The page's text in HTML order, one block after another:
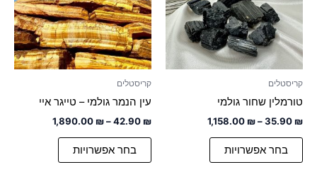
קריסטלים
טורמלין שחור גולמי
35.90 ₪
–
1,158.00 ₪
בחר אפשרויות
סוגים.
ניתן
לבחור
את
קריסטלים
עין הנמר גולמי – טייגר איי
42.90 ₪
–
1,890.00 ₪
בחר אפשרויות
סוגים.
ניתן
לבחור
את
המוצר